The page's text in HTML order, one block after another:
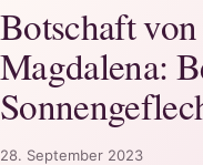
Botschaft
Magdalena:
28. September 2023